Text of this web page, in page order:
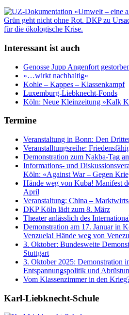
Interessant ist auch
Genosse Jupp Angenfort
»…wirkt nachhaltig«
Kohle – Kappes – Klassenkampf
Luxemburg-Liebknecht-Fonds
Köln: Neue Kleinzeitung »Kalk
Termine
Veranstaltung in Bonn: Den
Veranstalltungsreihe:
Demonstration zum Nakba-Tag
Informations- und
Köln: «Against War – Gegen
Hände weg von Kuba! Manifest
April
Veranstaltung: China –
DKP Köln lädt zum 8. März
Theater anlässlich des
Demonstration am 17. Januar in
Venzuela! Hände weg von
3. Oktober: Bundesweite
Stuttgart
3. Oktober 2025: Demonstration
Entspannungspolitik und
Vom Klassenzimmer in den
Karl-Liebknecht-­Schule